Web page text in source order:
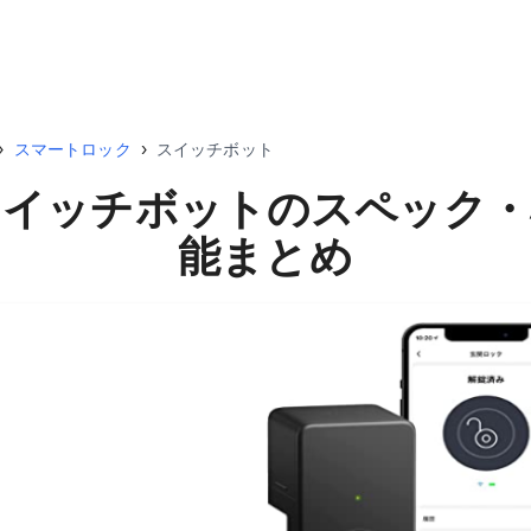
スマートロック › スイッチボット
ッチボットのスペック
能まとめ